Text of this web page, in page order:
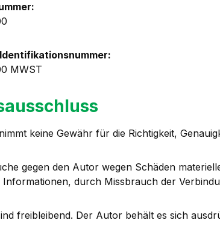
MWST
keine Gewähr für die Richtigkeit,
gegen den Autor wegen Schäden
durch Missbrauch der
freibleibend. Der Autor behält es sich